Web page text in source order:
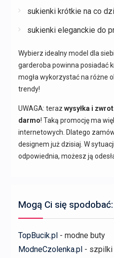
sukienki krótkie na co
sukienki eleganckie do
Wybierz idealny model dla
garderoba powinna posiadać
mogła wykorzystać na różne
trendy!
UWAGA: teraz wysyłka i
darmo! Taką promocję ma
internetowych. Dlatego
designem już dzisiaj. W
odpowiednia, możesz ją
Mogą Ci się spodobać:
TopBucik.pl - modne buty
ModneCzolenka.pl - szpilki